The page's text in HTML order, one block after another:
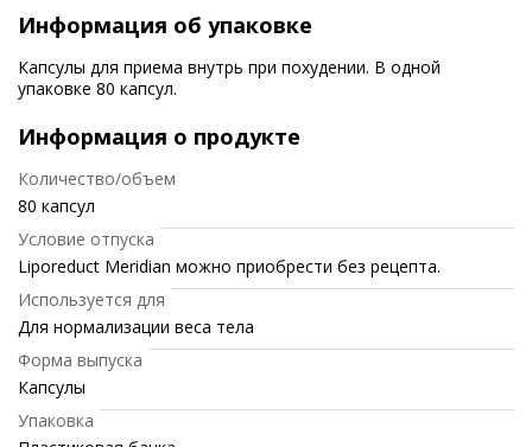
Информация об упаковке
Капсулы для приема внутрь при похудении. В одной
упаковке 80 капсул.
Информация о продукте
Количество/объем
80 капсул
Условие отпуска
Liporeduct Meridian можно приобрести без рецепта.
Используется для
Для нормализации веса тела
Форма выпуска
Капсулы
Упаковка